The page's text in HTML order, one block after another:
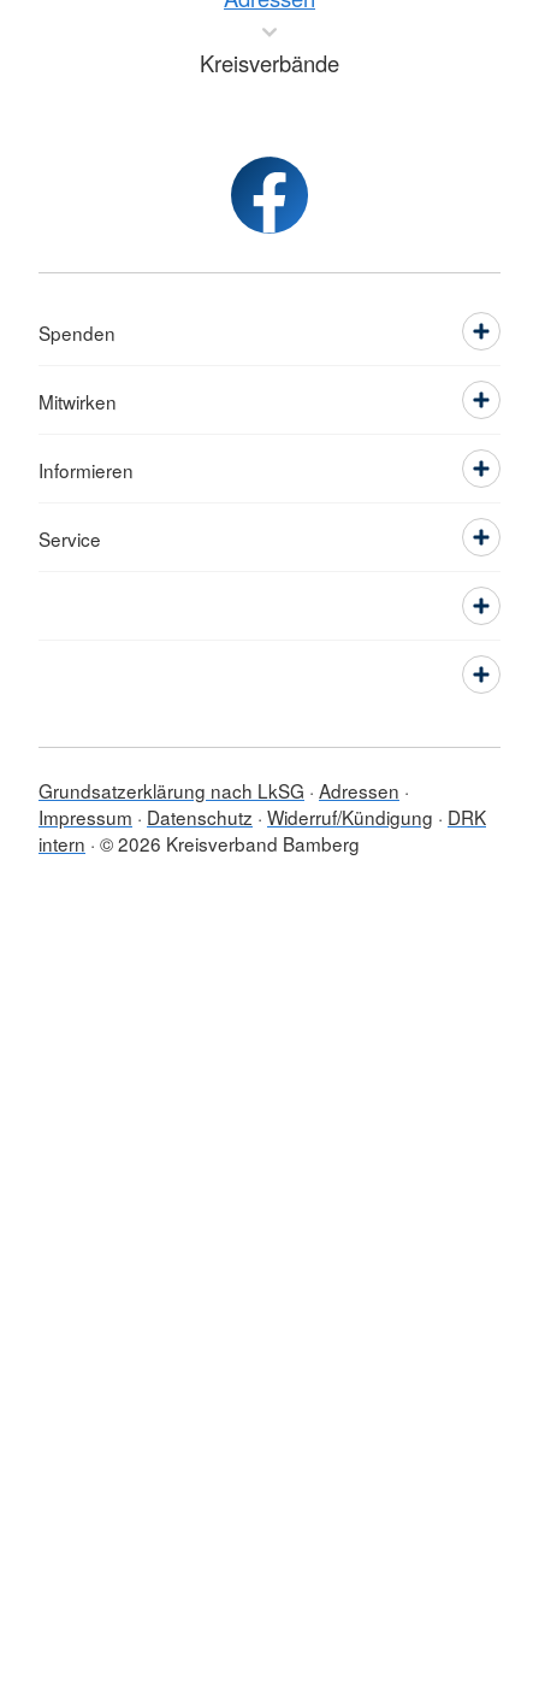
Kreisverbände
Spenden
Mitwirken
Informieren
Service
Grundsatzerklärung nach LkSG Adressen
Impressum
Datenschutz Widerruf/Kündigung
DRK
intern © 2026 Kreisverband Bamberg